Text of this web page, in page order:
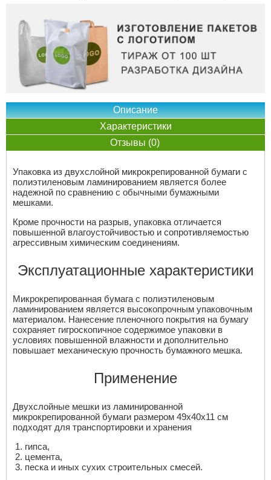
Описание
Характеристики
Отзывы (0)
Упаковка из двухслойной микрокрепированной бумаги с
полиэтиленовым ламинированием является более
надежной по сравнению с обычными бумажными
мешками.
Кроме прочности на разрыв, упаковка отличается
повышенной влагоустойчивостью и сопротивляемостью
агрессивным химическим соединениям.
Эксплуатационные характеристики
Микрокрепированная бумага с полиэтиленовым
ламинированием является высокопрочным упаковочным
материалом. Нанесение пленочного покрытия на бумагу
сохраняет гигроскопичное содержимое упаковки в
условиях повышенной влажности и дополнительно
повышает механическую прочность бумажного мешка.
Применение
Двухслойные мешки из ламинированной
микрокрепированной бумаги размером 49х40х11 см
подходят для транспортировки и хранения
гипса,
цемента,
песка и иных сухих строительных смесей.